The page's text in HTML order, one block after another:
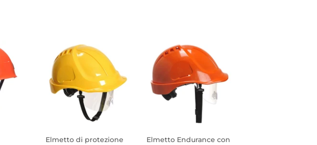
Elmetto di protezione
Elmetto Endurance con